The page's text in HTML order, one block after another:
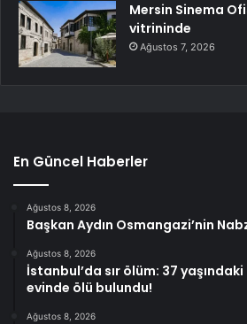
Mersin Sinema
vitrininde
Ağustos 7, 2026
En Güncel Haberler
Ağustos 8, 2026
Başkan Aydın Osmangazi’nin
Ağustos 8, 2026
İstanbul’da sır ölüm: 37 yaşındaki
evinde ölü bulundu!
Ağustos 8, 2026